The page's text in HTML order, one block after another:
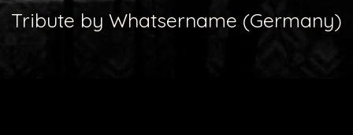
Tribute by Whatsername (Germany)